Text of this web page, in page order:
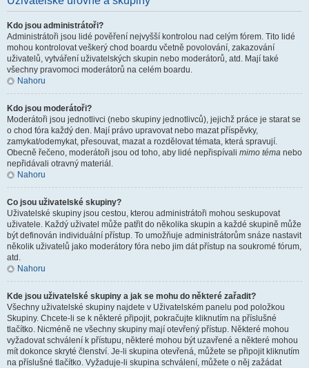
Kdo jsou administrátoři?
Administrátoři jsou lidé pověření nejvyšší kontrolou nad celým fórem. Tito lidé
mohou kontrolovat veškerý chod boardu včetně povolování, zakazování
uživatelů, vytváření uživatelských skupin nebo moderátorů, atd. Mají také
všechny pravomoci moderátorů na celém boardu.
Nahoru
Kdo jsou moderátoři?
Moderátoři jsou jednotlivci (nebo skupiny jednotlivců), jejichž práce je starat se
o chod fóra každý den. Mají právo upravovat nebo mazat příspěvky,
zamykat/odemykat, přesouvat, mazat a rozdělovat témata, která spravují.
Obecně řečeno, moderátoři jsou od toho, aby lidé nepřispívali mimo téma nebo
nepřidávali otravný materiál.
Nahoru
Co jsou uživatelské skupiny?
Uživatelské skupiny jsou cestou, kterou administrátoři mohou seskupovat
uživatele. Každý uživatel může patřit do několika skupin a každé skupině může
být definován individuální přístup. To umožňuje administrátorům snáze nastavit
několik uživatelů jako moderátory fóra nebo jim dát přístup na soukromé fórum,
atd.
Nahoru
Kde jsou uživatelské skupiny a jak se mohu do některé zařadit?
Všechny uživatelské skupiny najdete v Uživatelském panelu pod položkou
Skupiny. Chcete-li se k některé připojit, pokračujte kliknutím na příslušné
tlačítko. Nicméně ne všechny skupiny mají otevřený přístup. Některé mohou
vyžadovat schválení k přístupu, některé mohou být uzavřené a některé mohou
mít dokonce skryté členství. Je-li skupina otevřená, můžete se připojit kliknutím
na příslušné tlačítko. Vyžaduje-li skupina schválení, můžete o něj zažádat